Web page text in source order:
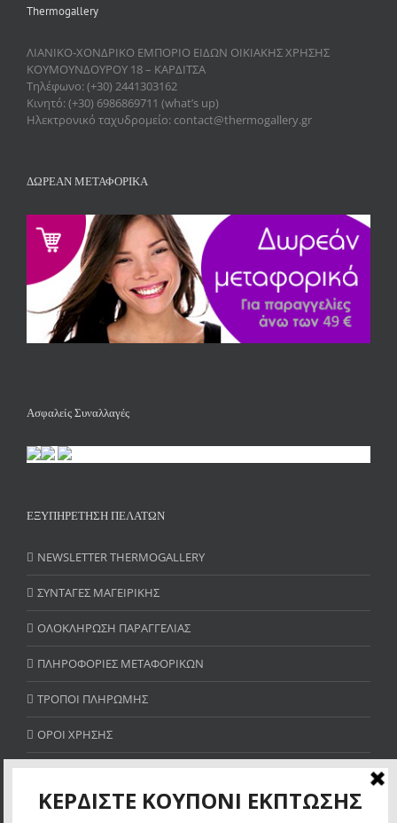
Thermogallery
ΛΙΑΝΙΚΟ-ΧΟΝΔΡΙΚΟ ΕΜΠΟΡΙΟ ΕΙΔΩΝ ΟΙΚΙΑΚΗΣ ΧΡΗΣΗΣ
ΚΟΥΜΟΥΝΔΟΥΡΟΥ 18 – ΚΑΡΔΙΤΣΑ
Τηλέφωνο: (+30) 2441303162
Κινητό: (+30) 6986869711 (what’s up)
Ηλεκτρονικό ταχυδρομείο: contact@thermogallery.gr
ΔΩΡΕΑΝ ΜΕΤΑΦΟΡΙΚΑ
Ασφαλείς Συναλλαγές
ΕΞΥΠΗΡΕΤΗΣΗ ΠΕΛΑΤΩΝ
NEWSLETTER THERMOGALLERY
ΣΥΝΤΑΓΕΣ ΜΑΓΕΙΡΙΚΗΣ
ΟΛΟΚΛΗΡΩΣΗ ΠΑΡΑΓΓΕΛΙΑΣ
ΠΛΗΡΟΦΟΡΙΕΣ ΜΕΤΑΦΟΡΙΚΩΝ
ΤΡΟΠΟΙ ΠΛΗΡΩΜΗΣ
ΟΡΟΙ ΧΡΗΣΗΣ
SITE MAP